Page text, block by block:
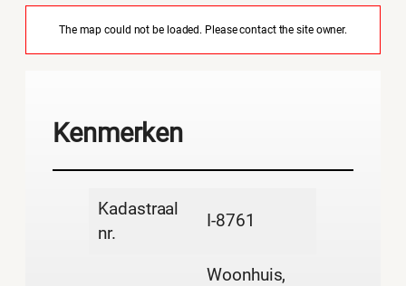
The map could not be loaded. Please contact the site owner.
Kenmerken
Kadastraal
nr.
I-8761
Woonhuis,